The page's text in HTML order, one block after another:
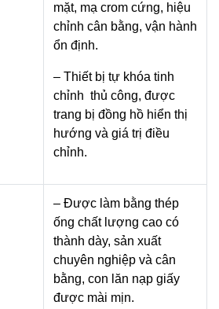
mặt, mạ crom cứng, hiệu
chỉnh cân bằng, vận hành
ổn định.
– Thiết bị tự khóa tinh
chỉnh thủ công, được
trang bị đồng hồ hiển thị
hướng và giá trị điều
chỉnh.
– Được làm bằng thép
ống chất lượng cao có
thành dày, sản xuất
chuyên nghiệp và cân
bằng, con lăn nạp giấy
được mài mịn.